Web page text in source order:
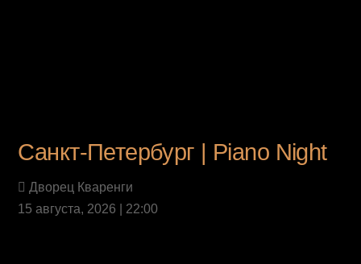
Санкт-Петербург | Piano Night
Дворец Кваренги
15 августа, 2026 | 22:00